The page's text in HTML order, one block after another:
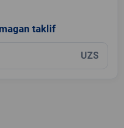
taklif
UZS